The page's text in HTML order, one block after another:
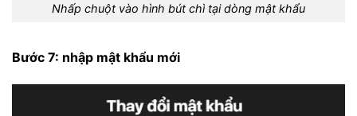
Nhấp chuột vào hình bút chì tại dòng mật khẩu
Bước 7: nhập mật khẩu mới